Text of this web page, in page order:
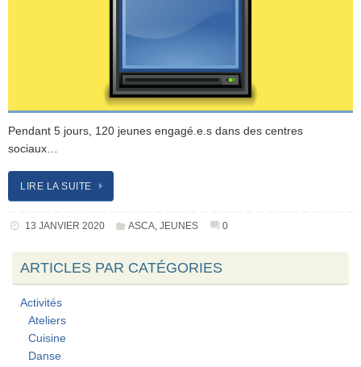
Pendant 5 jours, 120 jeunes engagé.e.s dans des centres
sociaux…
LIRE LA SUITE
13 JANVIER 2020 ASCA,JEUNES 0
ARTICLES PAR CATÉGORIES
Activités
Ateliers
Cuisine
Danse